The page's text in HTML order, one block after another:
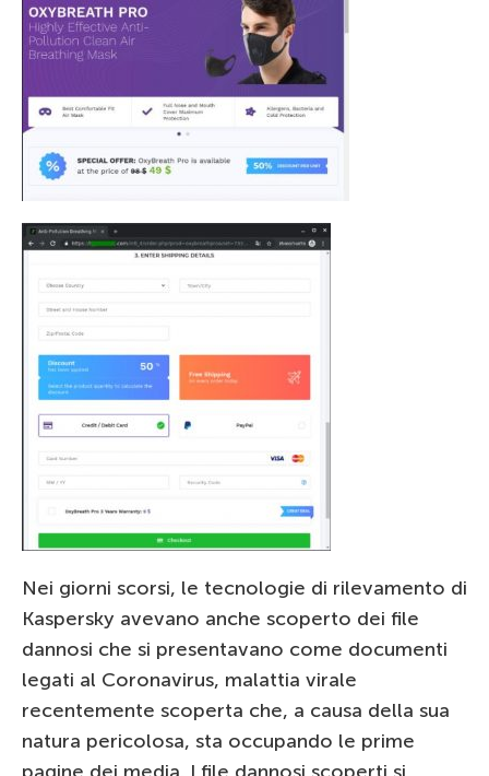
Nei giorni scorsi, le tecnologie di rilevamento di
Kaspersky avevano anche scoperto dei file
dannosi che si presentavano come documenti
legati al Coronavirus, malattia virale
recentemente scoperta che, a causa della sua
natura pericolosa, sta occupando le prime